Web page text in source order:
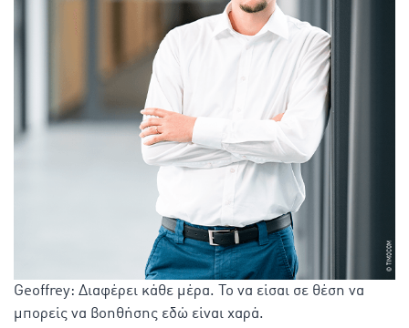
Geoffrey: Διαφέρει κάθε μέρα. Το να είσαι σε θέση να
μπορείς να βοηθήσης εδώ είναι χαρά.